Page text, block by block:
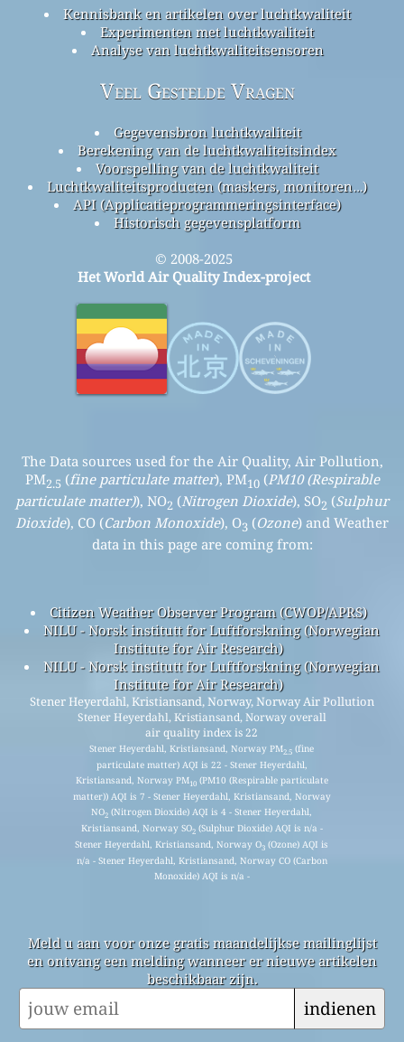
Kennisbank en artikelen over luchtkwaliteit
Experimenten met luchtkwaliteit
Analyse van luchtkwaliteitsensoren
Veel Gestelde Vragen
Gegevensbron luchtkwaliteit
Berekening van de luchtkwaliteitsindex
Voorspelling van de luchtkwaliteit
Luchtkwaliteitsproducten (maskers, monitoren…)
API (Applicatieprogrammeringsinterface)
Historisch gegevensplatform
© 2008-2025
Het World Air Quality Index-project
The Data sources used for the Air Quality, Air Pollution,
PM2.5 (fine particulate matter), PM10(PM10 (Respirable
particulate matter)), NO2 (Nitrogen Dioxide), SO2 (Sulphur
Dioxide), CO (Carbon Monoxide), O3 (Ozone) and Weather
data in this page are coming from:
Citizen Weather Observer Program (CWOP/APRS)
NILU - Norsk institutt for Luftforskning (Norwegian
Institute for Air Research)
NILU - Norsk institutt for Luftforskning (Norwegian
Institute for Air Research)
Stener Heyerdahl, Kristiansand, Norway, Norway Air Pollution
Stener Heyerdahl, Kristiansand, Norway overall
air quality index is 22
Stener Heyerdahl, Kristiansand, Norway PM2.5 (fine
particulate matter) AQI is 22 - Stener Heyerdahl,
Kristiansand, Norway PM10(PM10 (Respirable particulate
matter)) AQI is 7 - Stener Heyerdahl, Kristiansand, Norway
NO2 (Nitrogen Dioxide) AQI is 4 - Stener Heyerdahl,
Kristiansand, Norway SO2(Sulphur Dioxide) AQI is n/a -
Stener Heyerdahl, Kristiansand, Norway O3 (Ozone) AQI is
n/a - Stener Heyerdahl, Kristiansand, Norway CO (Carbon
Monoxide) AQI is n/a -
Meld u aan voor onze gratis maandelijkse mailinglijst
en ontvang een melding wanneer er nieuwe artikelen
beschikbaar zijn.
indienen